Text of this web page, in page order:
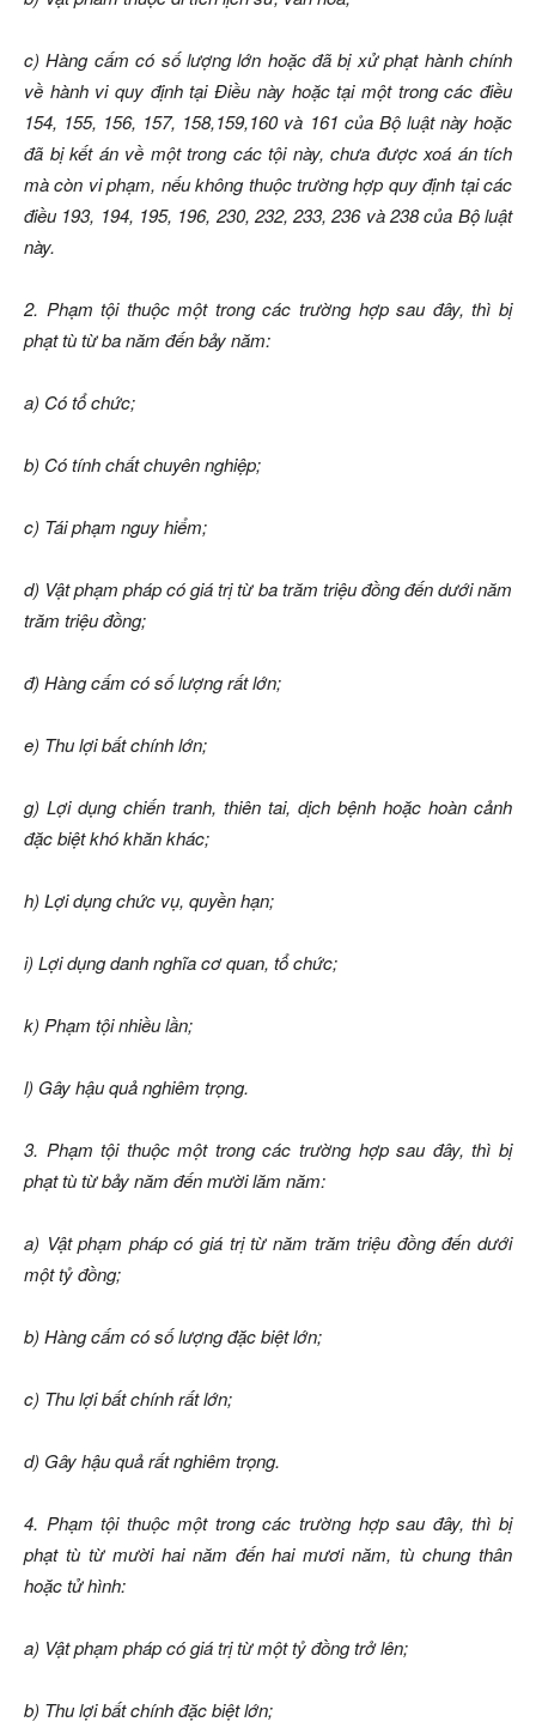
c) Hàng cấm có số lượng lớn hoặc đã bị xử phạt hành chính
về hành vi quy định tại Điều này hoặc tại một trong các điều
154, 155, 156, 157, 158,159,160 và 161 của Bộ luật này hoặc
đã bị kết án về một trong các tội này, chưa được xoá án tích
mà còn vi phạm, nếu không thuộc trường hợp quy định tại các
điều 193, 194, 195, 196, 230, 232, 233, 236 và 238 của Bộ luật
này.
2. Phạm tội thuộc một trong các trường hợp sau đây, thì bị
phạt tù từ ba năm đến bảy năm:
a) Có tổ chức;
b) Có tính chất chuyên nghiệp;
c) Tái phạm nguy hiểm;
d) Vật phạm pháp có giá trị từ ba trăm triệu đồng đến dưới năm
trăm triệu đồng;
đ) Hàng cấm có số lượng rất lớn;
e) Thu lợi bất chính lớn;
g) Lợi dụng chiến tranh, thiên tai, dịch bệnh hoặc hoàn cảnh
đặc biệt khó khăn khác;
h) Lợi dụng chức vụ, quyền hạn;
i) Lợi dụng danh nghĩa cơ quan, tổ chức;
k) Phạm tội nhiều lần;
l) Gây hậu quả nghiêm trọng.
3. Phạm tội thuộc một trong các trường hợp sau đây, thì bị
phạt tù từ bảy năm đến mười lăm năm:
a) Vật phạm pháp có giá trị từ năm trăm triệu đồng đến dưới
một tỷ đồng;
b) Hàng cấm có số lượng đặc biệt lớn;
c) Thu lợi bất chính rất lớn;
d) Gây hậu quả rất nghiêm trọng.
4. Phạm tội thuộc một trong các trường hợp sau đây, thì bị
phạt tù từ mười hai năm đến hai mươi năm, tù chung thân
hoặc tử hình:
a) Vật phạm pháp có giá trị từ một tỷ đồng trở lên;
b) Thu lợi bất chính đặc biệt lớn;